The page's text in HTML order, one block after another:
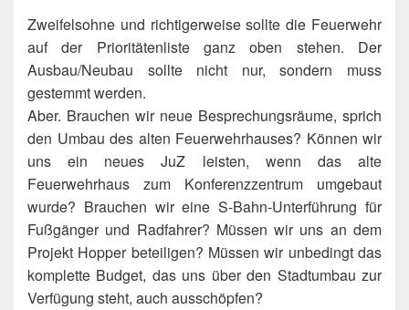
Zweifelsohne und richtigerweise sollte die Feuerwehr
auf der Prioritätenliste ganz oben stehen. Der
Ausbau/Neubau sollte nicht nur, sondern muss
gestemmt werden.
Aber. Brauchen wir neue Besprechungsräume, sprich
den Umbau des alten Feuerwehrhauses? Können wir
uns ein neues JuZ leisten, wenn das alte
Feuerwehrhaus zum Konferenzzentrum umgebaut
wurde? Brauchen wir eine S-Bahn-Unterführung für
Fußgänger und Radfahrer? Müssen wir uns an dem
Projekt Hopper beteiligen? Müssen wir unbedingt das
komplette Budget, das uns über den Stadtumbau zur
Verfügung steht, auch ausschöpfen?